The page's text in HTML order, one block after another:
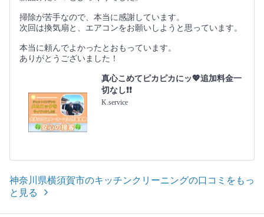
掃除が苦手なので、本当に感謝しています。
次回は換気扇と、エアコンをお願いしようと思っています。
本当に頼んでよかったとおもっています。
ありがとうございました！
真心こめてピカピカにッ💖追加料金一
切なし❗️❗️
K.service
神奈川県横須賀市のキッチンクリーニングの口コミをもっ
と見る